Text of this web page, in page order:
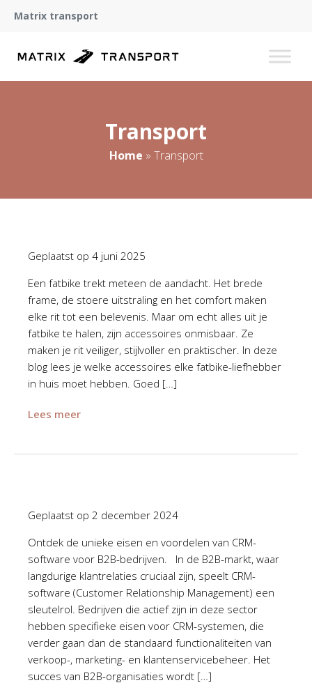
Matrix transport
Transport
Home » Transport
Geplaatst op 4 juni 2025
Een fatbike trekt meteen de aandacht. Het brede
frame, de stoere uitstraling en het comfort maken
elke rit tot een belevenis. Maar om echt alles uit je
fatbike te halen, zijn accessoires onmisbaar. Ze
maken je rit veiliger, stijlvoller en praktischer. In deze
blog lees je welke accessoires elke fatbike-liefhebber
in huis moet hebben. Goed […]
Lees meer
Geplaatst op 2 december 2024
Ontdek de unieke eisen en voordelen van CRM-
software voor B2B-bedrijven. In de B2B-markt, waar
langdurige klantrelaties cruciaal zijn, speelt CRM-
software (Customer Relationship Management) een
sleutelrol. Bedrijven die actief zijn in deze sector
hebben specifieke eisen voor CRM-systemen, die
verder gaan dan de standaard functionaliteiten van
verkoop-, marketing- en klantenservicebeheer. Het
succes van B2B-organisaties wordt […]